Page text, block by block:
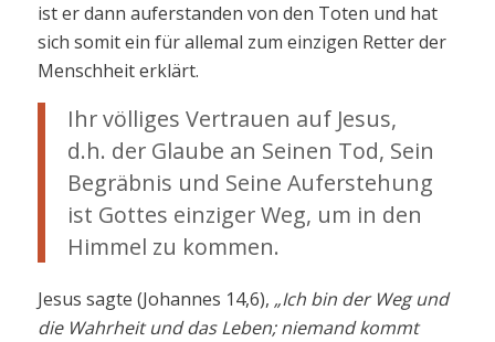
ist er dann auferstanden von den Toten und hat
sich somit ein für allemal zum einzigen Retter der
Menschheit erklärt.
Ihr völliges Vertrauen auf Jesus,
d.h. der Glaube an Seinen Tod, Sein
Begräbnis und Seine Auferstehung
ist Gottes einziger Weg, um in den
Himmel zu kommen.
Jesus sagte (Johannes 14,6), „Ich bin der Weg und
die Wahrheit und das Leben; niemand kommt